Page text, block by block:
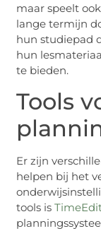
maar speelt
lange termijn
hun studiepad
hun
te bieden.
Tools
Er zijn
helpen bij het
tools is